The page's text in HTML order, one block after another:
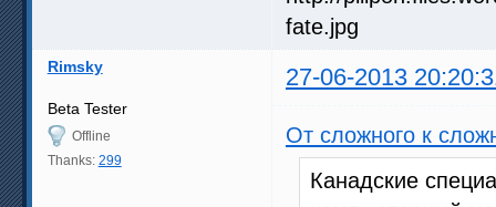
Rimsky 27-06-2013
Beta Tester
Offline
Thanks: 299
От сложного к
Канадские